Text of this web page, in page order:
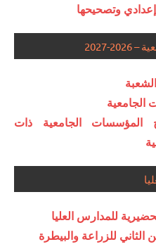
إعدادي وتصحيحها
2027
الجامعية
المؤسسات الجامعية ذات
للمدارس العليا
للزراعة والبيطرة